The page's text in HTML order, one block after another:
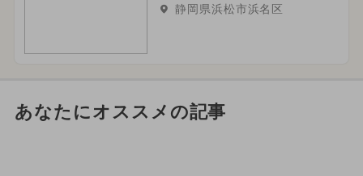
静岡県浜松市浜名区
あなたにオススメの記事